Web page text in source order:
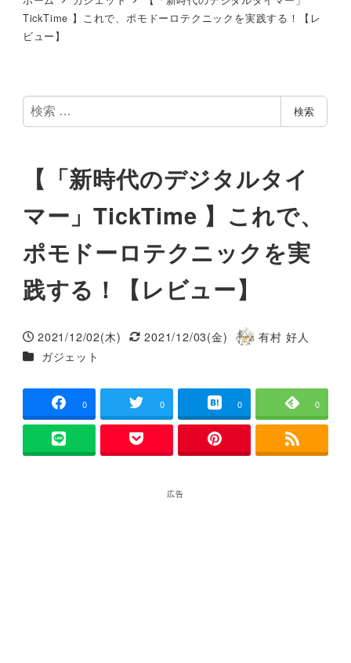
TickTime 】これで、ポモドーロテクニックを実践する！【レ
ビュー】
検
索
検索
【「新時代のデジタルタイ
マー」TickTime 】これで、
ポモドーロテクニックを実
践する！【レビュー】
投稿日
2021/12/02(木)
更新日
2021/12/03(金)
著
有村 好人
カテゴリー
ガジェット
0 0 0 0
広告